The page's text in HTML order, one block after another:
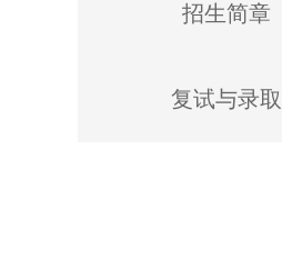
招生简章
复试与录取